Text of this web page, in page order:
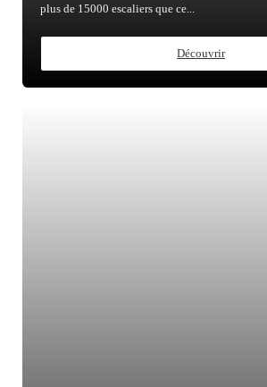
plus de 15000 escaliers que ce...
Découvrir